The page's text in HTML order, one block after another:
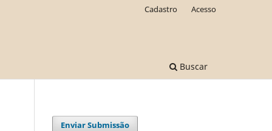
Buscar
Cadastro Acesso
Enviar Submissão